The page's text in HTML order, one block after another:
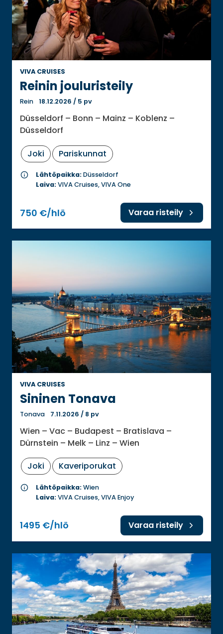
VIVA CRUISES
Reinin jouluristeily
Rein 18.12.2026 / 5 pv
Düsseldorf – Bonn – Mainz – Koblenz –
Düsseldorf
Joki Pariskunnat
info Lähtöpaikka:Düsseldorf
Laiva:VIVA Cruises, VIVA One
750 €/hlö Varaa risteily
VIVA CRUISES
Sininen Tonava
Tonava 7.11.2026 / 8 pv
Wien – Vac – Budapest – Bratislava –
Dürnstein – Melk – Linz – Wien
Joki Kaveriporukat
info Lähtöpaikka:Wien
Laiva:VIVA Cruises, VIVA Enjoy
1495 €/hlö Varaa risteily